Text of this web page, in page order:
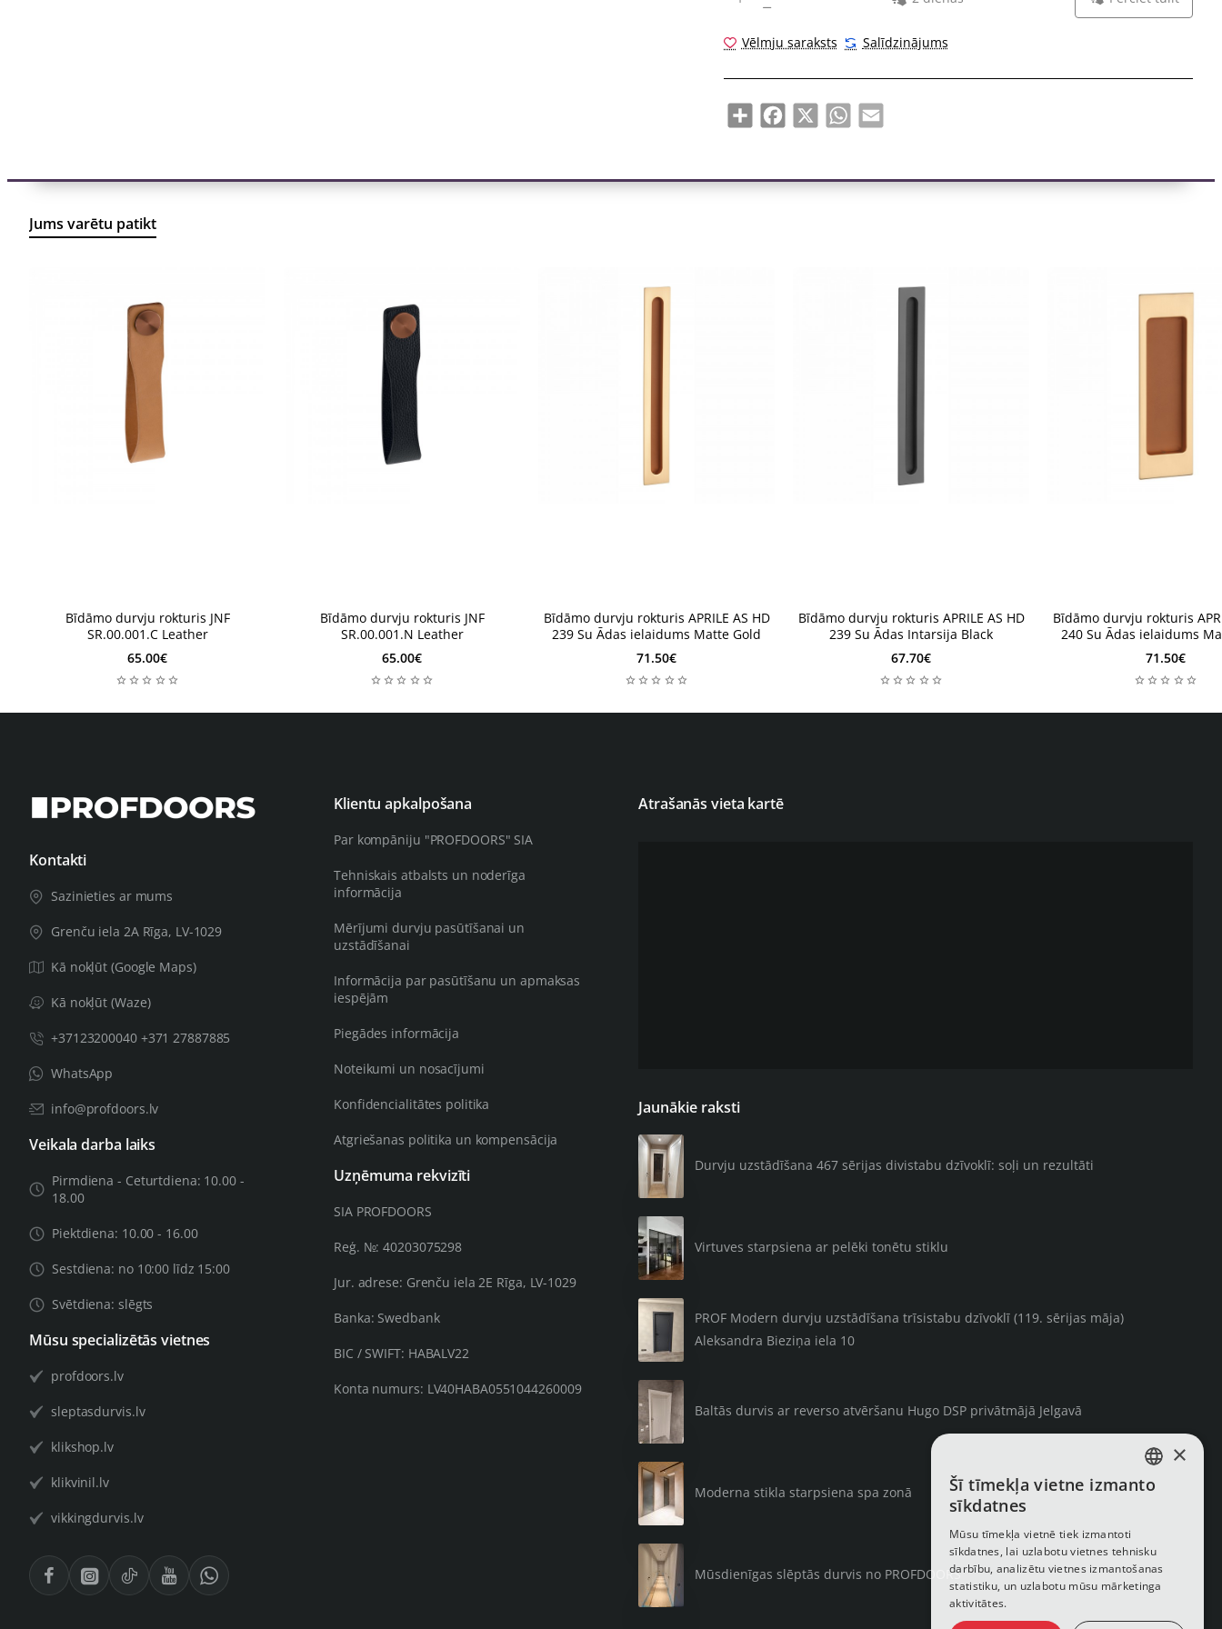
Vēlmju saraksts Salīdzinājums
ShareFacebook
X WhatsApp
Email
Jums varētu patikt
Bīdāmo durvju rokturis JNF
SR.00.001.C Leather
65.00€
Bīdāmo durvju rokturis JNF
SR.00.001.N Leather
65.00€
Bīdāmo durvju rokturis APRILE AS HD
239 Su Ādas ielaidums Matte Gold
71.50€
Bīdāmo durvju rokturis APRILE AS HD
239 Su Ādas Intarsija Black
67.70€
Bīdāmo durvju rokturis
240 Su Ādas ielaidums
71.50€
Kontakti
Sazinieties ar mums
Grenču iela 2A Rīga, LV-1029
Kā nokļūt (Google Maps)
Kā nokļūt (Waze)
+37123200040 +371 27887885
WhatsApp
info@profdoors.lv
Veikala darba laiks
Pirmdiena - Ceturtdiena: 10.00 -
18.00
Piektdiena: 10.00 - 16.00
Sestdiena: no 10:00 līdz 15:00
Svētdiena: slēgts
Mūsu specializētās vietnes
profdoors.lv
sleptasdurvis.lv
klikshop.lv
klikvinil.lv
vikkingdurvis.lv
Klientu apkalpošana
Par kompāniju "PROFDOORS" SIA
Tehniskais atbalsts un noderīga
informācija
Mērījumi durvju pasūtīšanai un
uzstādīšanai
Informācija par pasūtīšanu un apmaksas
iespējām
Piegādes informācija
Noteikumi un nosacījumi
Konfidencialitātes politika
Atgriešanas politika un kompensācija
Uzņēmuma rekvizīti
SIA PROFDOORS
Reģ. №: 40203075298
Jur. adrese: Grenču iela 2E Rīga, LV-1029
Banka: Swedbank
BIC / SWIFT: HABALV22
Konta numurs: LV40HABA0551044260009
Atrašanās vieta kartē
Jaunākie raksti
Durvju uzstādīšana 467 sērijas divistabu dzīvoklī: soļi un rezultāti
Virtuves starpsiena ar pelēki tonētu stiklu
PROF Modern durvju uzstādīšana trīsistabu dzīvoklī (119. sērijas māja)
Aleksandra Bieziņa iela 10
Baltās durvis ar reverso atvēršanu Hugo DSP privātmājā Jelgavā
Moderna stikla starpsiena spa zonā
Mūsdienīgas slēptās durvis no PROFDOORS
LATVIAN
ENGLISH
×
Šī tīmekļa vietne izmanto
sīkdatnes
Mūsu tīmekļa vietnē tiek izmantoti
sīkdatnes, lai uzlabotu vietnes tehnisku
darbību, analizētu vietnes izmantošanas
statistiku, un uzlabotu mūsu mārketinga
aktivitātes.